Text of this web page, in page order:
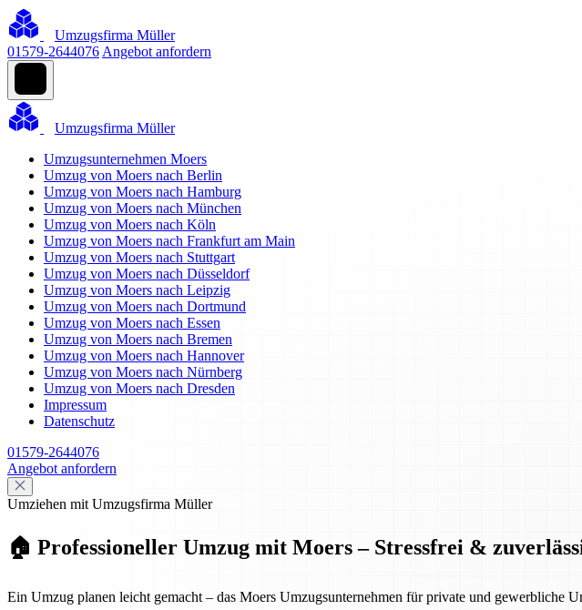
Umzugsfirma Müller
01579-2644076 Angebot anfordern
Umzugsfirma Müller
Umzugsunternehmen Moers
Umzug von Moers nach Berlin
Umzug von Moers nach Hamburg
Umzug von Moers nach München
Umzug von Moers nach Köln
Umzug von Moers nach Frankfurt am Main
Umzug von Moers nach Stuttgart
Umzug von Moers nach Düsseldorf
Umzug von Moers nach Leipzig
Umzug von Moers nach Dortmund
Umzug von Moers nach Essen
Umzug von Moers nach Bremen
Umzug von Moers nach Hannover
Umzug von Moers nach Nürnberg
Umzug von Moers nach Dresden
Impressum
Datenschutz
01579-2644076
Angebot anfordern
Umziehen mit Umzugsfirma Müller
🏠 Professioneller Umzug mit Moers – Stressfrei &
Ein Umzug planen leicht gemacht – das Moers Umzugsunternehmen für private und gewerbliche